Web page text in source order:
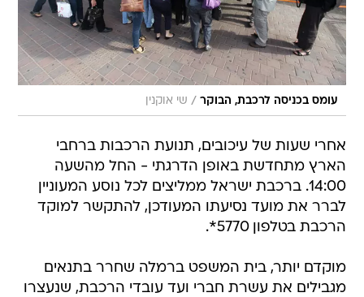
עומס בכניסה לרכבת, הבוקר / שי אוקנין
אחרי שעות של עיכובים, תנועת הרכבות ברחבי
הארץ מתחדשת באופן הדרגתי - החל מהשעה
14:00. ברכבת ישראל ממליצים לכל נוסע המעוניין
לברר את מועד נסיעתו המעודכן, להתקשר למוקד
הרכבת בטלפון 5770*.
מוקדם יותר, בית המשפט ברמלה שחרר בתנאים
מגבילים את עשרת חברי ועד עובדי הרכבת, שנעצרו